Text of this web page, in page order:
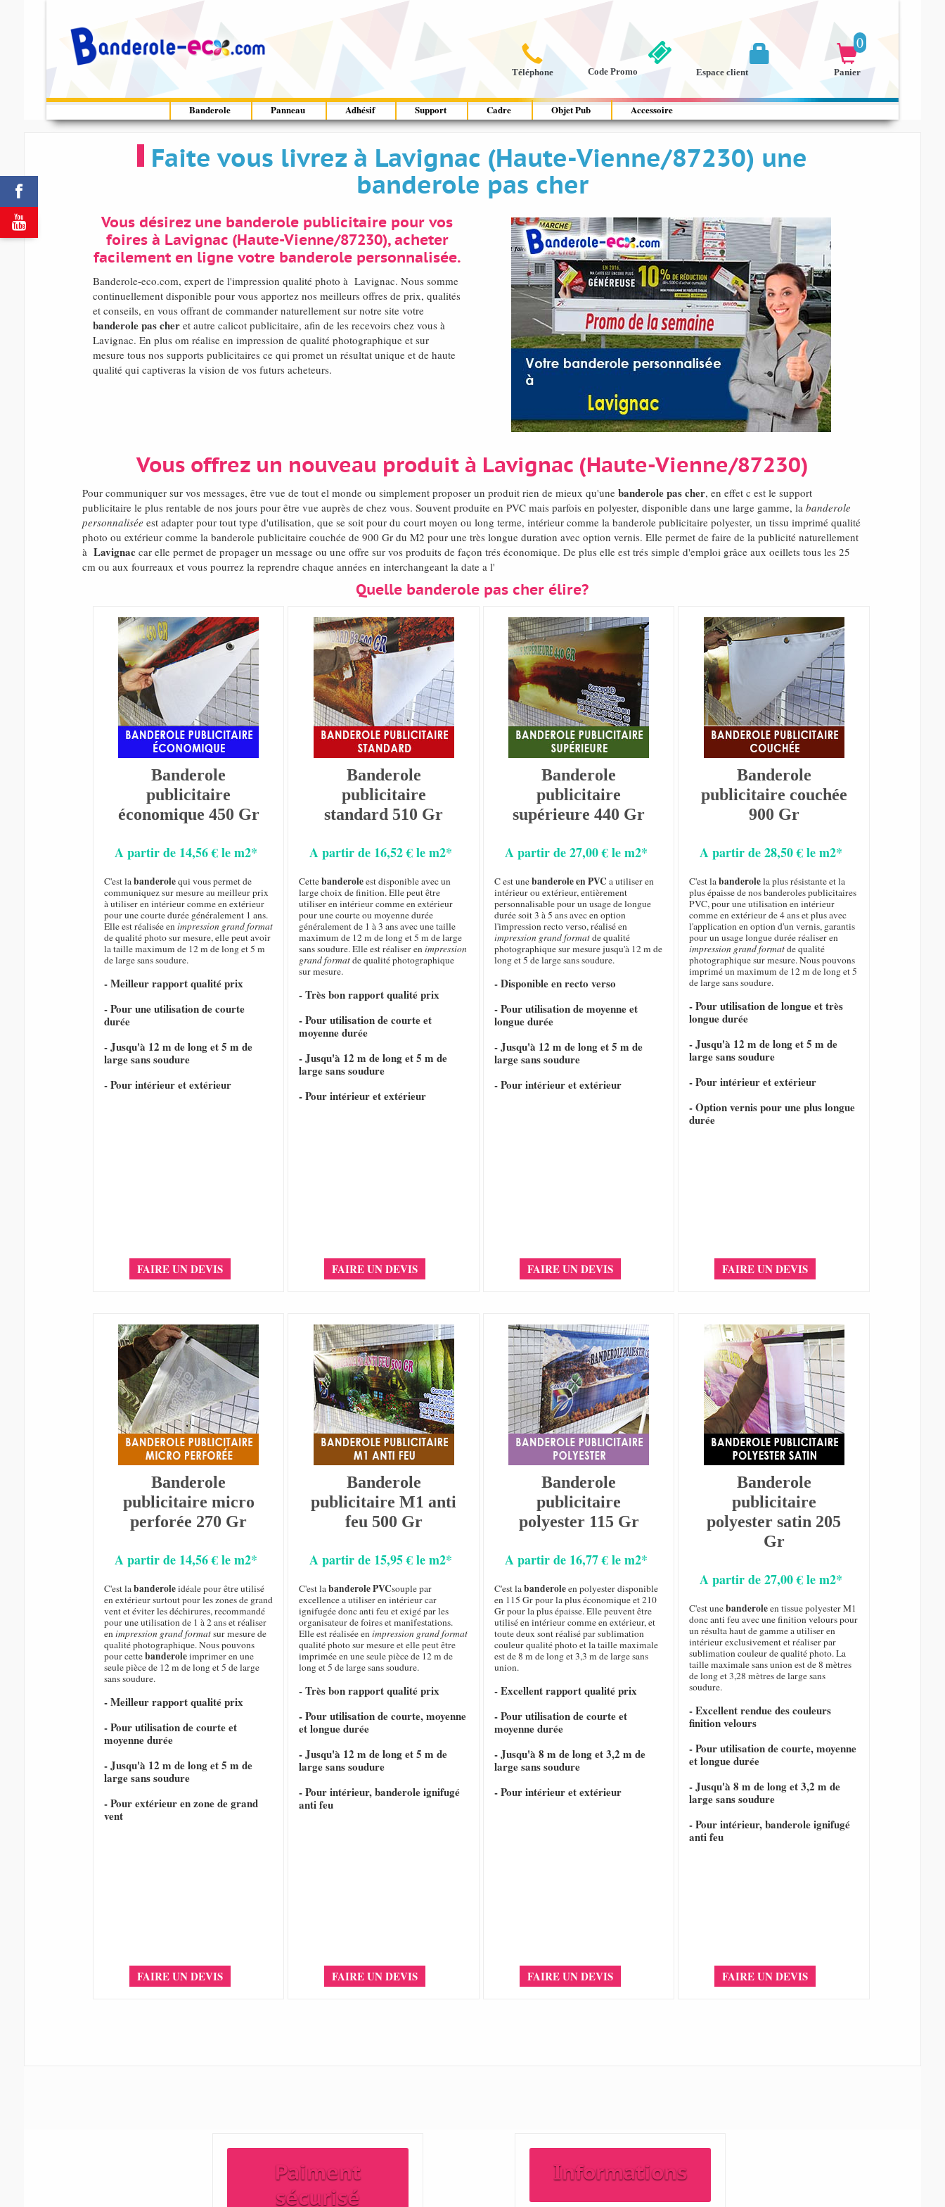



Téléphone
0

Panier

Espace client
Code Promo
Banderole Panneau Adhésif Support Cadre Objet Pub Accessoire
Faite vous livrez à Lavignac (Haute-Vienne/87230) une
banderole pas cher
Vous désirez une banderole publicitaire pour vos
foires à Lavignac (Haute-Vienne/87230), acheter
facilement en ligne votre banderole personnalisée.
Banderole-eco.com, expert de l'impression qualité photo à Lavignac. Nous somme
continuellement disponible pour vous apportez nos meilleurs offres de prix, qualités
et conseils, en vous offrant de commander naturellement sur notre site votre
banderole pas cheret autre calicot publicitaire, afin de les recevoirs chez vous à
Lavignac. En plus om réalise en impression de qualité photographique et sur
mesure tous nos supports publicitaires ce qui promet un résultat unique et de haute
qualité qui captiveras la vision de vos futurs acheteurs.
Vous offrez un nouveau produit à Lavignac (Haute-Vienne/87230)
Pour communiquer sur vos messages, être vue de tout el monde ou simplement proposer un produit rien de mieux qu'une banderole pas cher, en effet c est le support
publicitaire le plus rentable de nos jours pour être vue auprès de chez vous. Souvent produite en PVC mais parfois en polyester, disponible dans une large gamme, la banderole
personnalisée est adapter pour tout type d'utilisation, que se soit pour du court moyen ou long terme, intérieur comme la banderole publicitaire polyester, un tissu imprimé qualité
photo ou extérieur comme la banderole publicitaire couchée de 900 Gr du M2 pour une très longue duration avec option vernis. Elle permet de faire de la publicité naturellement
à Lavignaccar elle permet de propager un message ou une offre sur vos produits de façon trés économique. De plus elle est trés simple d'emploi grâce aux oeillets tous les 25
cm ou aux fourreaux et vous pourrez la reprendre chaque années en interchangeant la date a l'
Quelle banderole pas cher élire?
Banderole
publicitaire
économique 450 Gr
A partir de 14,56 € le m2*
C'est labanderolequi vous permet de
communiquez sur mesure au meilleur prix
à utiliser en intérieur comme en extérieur
pour une courte durée généralement 1 ans.
Elle est réalisée enimpression grand format
de qualité photo sur mesure, elle peut avoir
la taille maximum de 12 m de long et 5 m
de large sans soudure.
- Meilleur rapport qualité prix
- Pour une utilisation de courte
durée
- Jusqu'à 12 m de long et 5 m de
large sans soudure
- Pour intérieur et extérieur
FAIRE UN DEVIS
Banderole
publicitaire
standard 510 Gr
A partir de 16,52 € le m2*
Cettebanderoleest disponible avec un
large choix de finition. Elle peut être
utiliser en intérieur comme en extérieur
pour une courte ou moyenne durée
généralement de 1 à 3 ans avec une taille
maximum de 12 m de long et 5 m de large
sans soudure. Elle est réaliser enimpression
grand formatde qualité photographique
sur mesure.
- Très bon rapport qualité prix
- Pour utilisation de courte et
moyenne durée
- Jusqu'à 12 m de long et 5 m de
large sans soudure
- Pour intérieur et extérieur
FAIRE UN DEVIS
Banderole
publicitaire
supérieure 440 Gr
A partir de 27,00 € le m2*
C est unebanderole en PVC a utiliser en
intérieur ou extérieur, entièrement
personnalisable pour un usage de longue
durée soit 3 à 5 ans avec en option
l'impression recto verso, réalisé en
impression grand formatde qualité
photographique sur mesure jusqu'à 12 m de
long et 5 de large sans soudure.
- Disponible en recto verso
- Pour utilisation de moyenne et
longue durée
- Jusqu'à 12 m de long et 5 m de
large sans soudure
- Pour intérieur et extérieur
FAIRE UN DEVIS
Banderole
publicitaire couchée
900 Gr
A partir de 28,50 € le m2*
C'est labanderolela plus résistante et la
plus épaisse de nos banderoles publicitaires
PVC, pour une utilisation en intérieur
comme en extérieur de 4 ans et plus avec
l'application en option d'un vernis, garantis
pour un usage longue durée réaliser en
impression grand formatde qualité
photographique sur mesure. Nous pouvons
imprimé un maximum de 12 m de long et 5
de large sans soudure.
- Pour utilisation de longue et très
longue durée
- Jusqu'à 12 m de long et 5 m de
large sans soudure
- Pour intérieur et extérieur
- Option vernis pour une plus longue
durée
FAIRE UN DEVIS
Banderole
publicitaire micro
perforée 270 Gr
A partir de 14,56 € le m2*
C'est labanderoleidéale pour être utilisé
en extérieur surtout pour les zones de grand
vent et éviter les déchirures, recommandé
pour une utilisation de 1 à 2 ans et réaliser
enimpression grand formatsur mesure de
qualité photographique. Nous pouvons
pour cettebanderoleimprimer en une
seule pièce de 12 m de long et 5 de large
sans soudure.
- Meilleur rapport qualité prix
- Pour utilisation de courte et
moyenne durée
- Jusqu'à 12 m de long et 5 m de
large sans soudure
- Pour extérieur en zone de grand
vent
FAIRE UN DEVIS
Banderole
publicitaire M1 anti
feu 500 Gr
A partir de 15,95 € le m2*
C'est labanderole PVCsouple par
excellence a utiliser en intérieur car
ignifugée donc anti feu et exigé par les
organisateur de foires et manifestations.
Elle est réalisée enimpression grand format
qualité photo sur mesure et elle peut être
imprimée en une seule pièce de 12 m de
long et 5 de large sans soudure.
- Très bon rapport qualité prix
- Pour utilisation de courte, moyenne
et longue durée
- Jusqu'à 12 m de long et 5 m de
large sans soudure
- Pour intérieur, banderole ignifugé
anti feu
FAIRE UN DEVIS
Banderole
publicitaire
polyester 115 Gr
A partir de 16,77 € le m2*
C'est labanderoleen polyester disponible
en 115 Gr pour la plus économique et 210
Gr pour la plus épaisse. Elle peuvent être
utilisé en intérieur comme en extérieur, et
toute deux sont réalisé par sublimation
couleur qualité photo et la taille maximale
est de 8 m de long et 3,3 m de large sans
union.
- Excellent rapport qualité prix
- Pour utilisation de courte et
moyenne durée
- Jusqu'à 8 m de long et 3,2 m de
large sans soudure
- Pour intérieur et extérieur
FAIRE UN DEVIS
Banderole
publicitaire
polyester satin 205
Gr
A partir de 27,00 € le m2*
C'est unebanderoleen tissue polyester M1
donc anti feu avec une finition velours pour
un résulta haut de gamme a utiliser en
intérieur exclusivement et réaliser par
sublimation couleur de qualité photo. La
taille maximale sans union est de 8 mètres
de long et 3,28 mètres de large sans
soudure.
- Excellent rendue des couleurs
finition velours
- Pour utilisation de courte, moyenne
et longue durée
- Jusqu'à 8 m de long et 3,2 m de
large sans soudure
- Pour intérieur, banderole ignifugé
anti feu
FAIRE UN DEVIS
Paiment
sécurisé
Informations